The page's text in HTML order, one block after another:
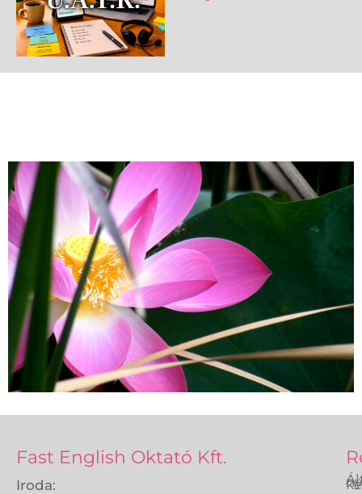
Fast English Oktató Kft.
Iroda: